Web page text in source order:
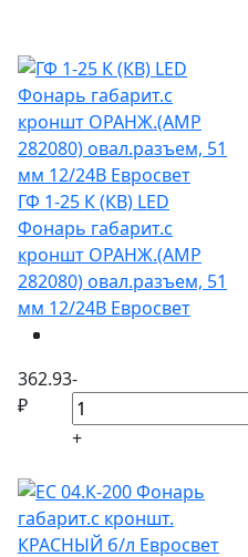
ГФ 1-25 К (КВ) LED
Фонарь габарит.с
кроншт ОРАНЖ.(АМР
282080) овал.разъем, 51
мм 12/24В Евросвет
362.93
₽
-
+